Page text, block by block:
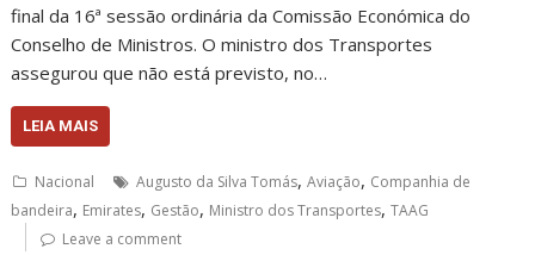
final da 16ª sessão ordinária da Comissão Económica do
Conselho de Ministros. O ministro dos Transportes
assegurou que não está previsto, no…
LEIA MAIS
Nacional Augusto da Silva Tomás,Aviação, Companhia de
bandeira, Emirates, Gestão, Ministro dos Transportes,TAAG
Leave a comment